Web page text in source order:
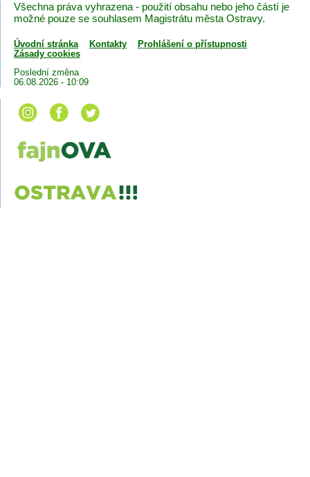
Všechna práva vyhrazena - použití obsahu nebo jeho částí je
možné pouze se souhlasem Magistrátu města Ostravy.
Úvodní stránka Kontakty
Prohlášení o přístupnosti
Zásady cookies
Poslední změna
06.08.2026 - 10:09